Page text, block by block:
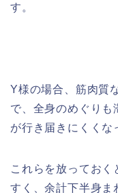
す。
Y様の場合、筋肉質
で、全身のめぐりも
が行き届きにくくな
これらを放ってお
すく、余計下半身ま